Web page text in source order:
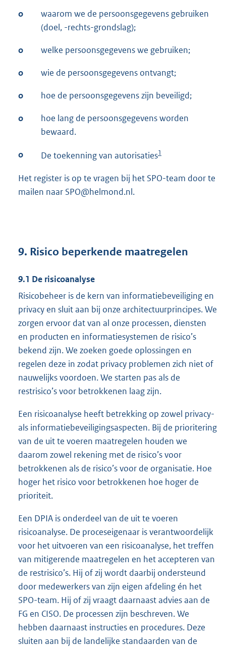
o
waarom we de persoonsgegevens gebruiken
(doel, -rechts-grondslag);
o welke persoonsgegevens we gebruiken;
o wie de persoonsgegevens ontvangt;
o hoe de persoonsgegevens zijn beveiligd;
o
hoe lang de persoonsgegevens worden
bewaard.
o De toekenning van autorisaties1
Het register is op te vragen bij het SPO-team door te
mailen naar SPO@helmond.nl.
9. Risico beperkende maatregelen
9.1 De risicoanalyse
Risicobeheer is de kern van informatiebeveiliging en
privacy en sluit aan bij onze architectuurprincipes. We
zorgen ervoor dat van al onze processen, diensten
en producten en informatiesystemen de risico’s
bekend zijn. We zoeken goede oplossingen en
regelen deze in zodat privacy problemen zich niet of
nauwelijks voordoen. We starten pas als de
restrisico’s voor betrokkenen laag zijn.
Een risicoanalyse heeft betrekking op zowel privacy-
als informatiebeveiligingsaspecten. Bij de prioritering
van de uit te voeren maatregelen houden we
daarom zowel rekening met de risico’s voor
betrokkenen als de risico’s voor de organisatie. Hoe
hoger het risico voor betrokkenen hoe hoger de
prioriteit.
Een DPIA is onderdeel van de uit te voeren
risicoanalyse. De proceseigenaar is verantwoordelijk
voor het uitvoeren van een risicoanalyse, het treffen
van mitigerende maatregelen en het accepteren van
de restrisico’s. Hij of zij wordt daarbij ondersteund
door medewerkers van zijn eigen afdeling én het
SPO-team. Hij of zij vraagt daarnaast advies aan de
FG en CISO. De processen zijn beschreven. We
hebben daarnaast instructies en procedures. Deze
sluiten aan bij de landelijke standaarden van de